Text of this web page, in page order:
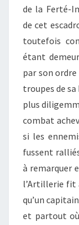
de la Ferté-
de cet
toutefois
étant
par son
troupes de sa
plus
combat
si les
fussent
à remarquer
l’Artillerie fit
qu’un
et partout